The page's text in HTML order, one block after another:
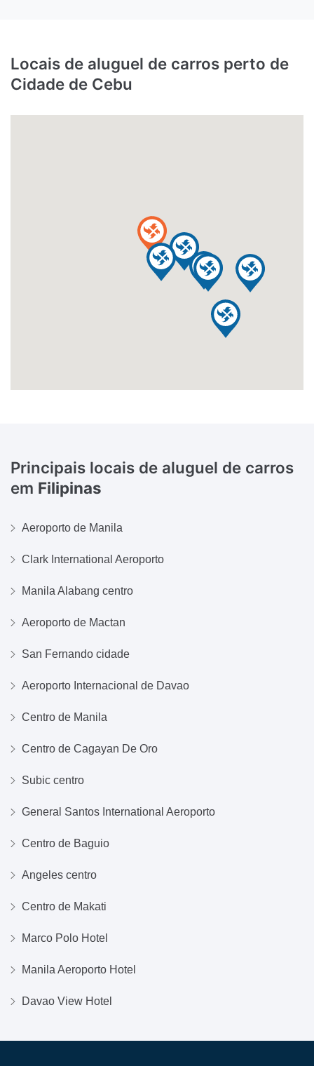
Locais de aluguel de carros perto de
Cidade de Cebu
Principais locais de aluguel de carros
em Filipinas
Aeroporto de Manila
Clark International Aeroporto
Manila Alabang centro
Aeroporto de Mactan
San Fernando cidade
Aeroporto Internacional de Davao
Centro de Manila
Centro de Cagayan De Oro
Subic centro
General Santos International Aeroporto
Centro de Baguio
Angeles centro
Centro de Makati
Marco Polo Hotel
Manila Aeroporto Hotel
Davao View Hotel